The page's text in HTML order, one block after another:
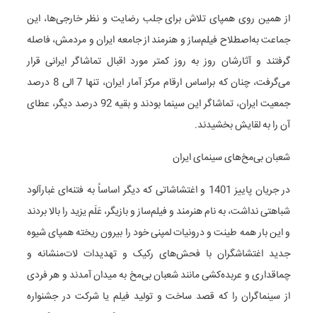
از همین روی همپای تلاش برای جلب رضایت و نظر خارجی‌ها، این
جماعت به‌اصطلاح فیلم‌ساز و هنرمند از جامعه ایران و مردمش، فاصله
گرفتند و آثارشان روز به روز کمتر مورد اقبال تماشاگر ایرانی قرار
می‌گرفت، چنان که براساس ارقام مرکز آمار ایران، تنها 7 الی 8 درصد
جمعیت ایران، تماشاگر این سینما بودند و بقیه 92 درصد دیگر، عطای
آن را به لقایش بخشیدند.
شعبان بی‌مخ‌های سینمای ایران
در جریان پاییز 1401 و اغتشاشاتی که دیگر اساساً به فتنه‌ای غبارآلود
شباهتی نداشت، به نام هنرمند و فیلم‌ساز و بازیگر، عَلَم یزید را بالا بردند
و این بار همه طینت و درونیات لمپنی خود را بیرون ریخته همپای شیوه
جدید اغتشاشگران با فحش‌های رکیک و تهدیدات لات‌منشانه و
چماقداری و عربده‌کشی مانند شعبان بی‌مخ به میدان آمدند و هر فردی
از سینماگران را که قصد ساخت و تولید فیلم یا شرکت در جشنواره